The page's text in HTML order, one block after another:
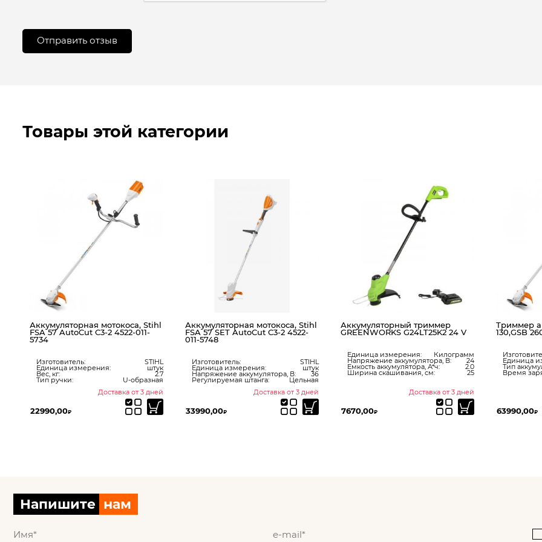
Товары этой категории
Аккумуляторная мотокоса, Stihl
FSA 57 AutoCut C3-2 4522-011-
5734
Изготовитель: STIHL
Единица измерения: штук
Вес, кг: 2.7
Тип ручки:
U-образная
Доставка от 3 дней
22990,00₽
Аккумуляторная мотокоса, Stihl
FSA 57 SET AutoCut C3-2 4522-
011-5748
Изготовитель: STIHL
Единица измерения: штук
Напряжение аккумулятора, В: 36
Регулируемая штанга:
Цельная
Доставка от 3 дней
33990,00₽
Аккумуляторный триммер
GREENWORKS G24LT25K2 24 V
Единица измерения: Килограмм
Напряжение аккумулятора, В: 24
Емкость аккумулятора, А*ч: 2.0
Ширина скашивания, см: 25
Доставка от 3 дней
7670,00₽
Триммер
130,GSB
Единица
Тип
Время
63990,00₽
Напишите нам